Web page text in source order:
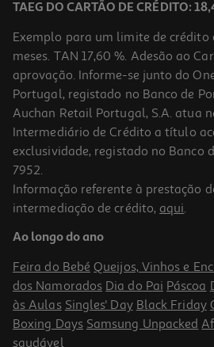
Comida Húmida Para Cão Schesir Lata
20.6 €/Kg
3,09 €
TAEG DO CARTÃO DE CRÉDITO:
Exemplo para um limite de crédito
meses. TAN 17,60 %. Adesão ao
aprovação. Informe-se junto do
Portugal, registado no Banco de
Auchan Retail Portugal, S.A. atua
Intermediário de Crédito a título
exclusividade, registado no Banco
7952.
Informação referente à prestação
intermediação de crédito, aqui.
Ao longo do ano
Feira do Bebé Queijos, Vinhos e
dos Namorados Dia do Pai Páscoa
às Aulas Singles' Day Black Friday
Boxing Days Samsung Unpacked
saudável